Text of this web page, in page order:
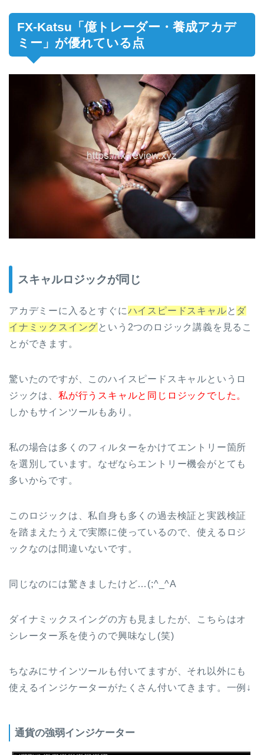
FX-Katsu「億トレーダー・養成アカデ
ミー」が優れている点
スキャルロジックが同じ
アカデミーに入るとすぐにハイスピードスキャル と ダ
イナミックスイング という2つのロジック講義を見るこ
とができます。
驚いたのですが、このハイスピードスキャルというロ
ジックは、 私が行うスキャルと同じロジックでした。
しかもサインツールもあり。
私の場合は多くのフィルターをかけてエントリー箇所
を選別しています。なぜならエントリー機会がとても
多いからです。
このロジックは、私自身も多くの過去検証と実践検証
を踏まえたうえで実際に使っているので、使えるロジ
ックなのは間違いないです。
同じなのには驚きましたけど…(;^_^A
ダイナミックスイングの方も見ましたが、こちらはオ
シレーター系を使うので興味なし(笑)
ちなみにサインツールも付いてますが、それ以外にも
使えるインジケーターがたくさん付いてきます。一例↓
通貨の強弱インジケーター